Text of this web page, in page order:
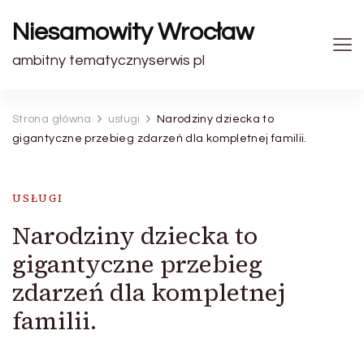
Niesamowity Wrocław
ambitny tematycznyserwis pl
Strona główna usługi
Narodziny dziecka to
gigantyczne przebieg zdarzeń dla kompletnej familii.
USŁUGI
Narodziny dziecka to
gigantyczne przebieg
zdarzeń dla kompletnej
familii.